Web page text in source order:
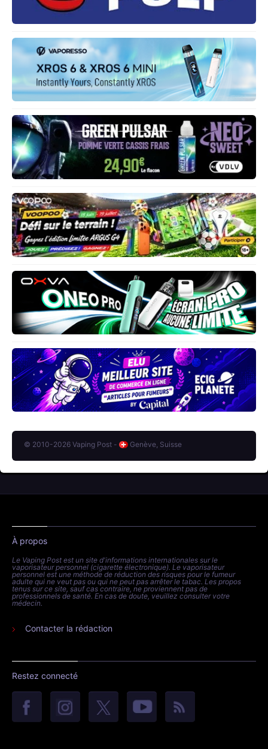
© 2010-2026 Vaping Post - Genève, Suisse
À propos
Le Vaping Post est un site d'informations internationales sur le
vaporisateur personnel (cigarette électronique). Le vaporisateur
personnel est une méthode de réduction des risques pour le fumeur
adulte qui ne veut pas ou qui ne peut pas arrêter le tabac. Les propos
tenus sur ce site, sauf cas contraire, ne proviennent pas de
professionnels de santé. En cas de doute, veuillez consulter votre
médecin.
Contacter la rédaction
Restez connecté